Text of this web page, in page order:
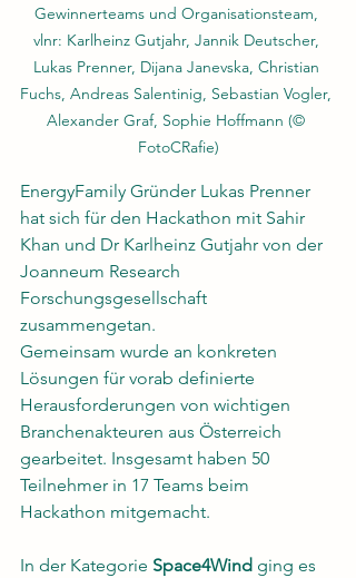
Gewinnerteams und Organisationsteam,
vlnr: Karlheinz Gutjahr, Jannik Deutscher,
Lukas Prenner, Dijana Janevska, Christian
Fuchs, Andreas Salentinig, Sebastian Vogler,
Alexander Graf, Sophie Hoffmann (©
FotoCRafie)
EnergyFamily Gründer Lukas Prenner
hat sich für den Hackathon mit Sahir
Khan und Dr Karlheinz Gutjahr von der
Joanneum Research
Forschungsgesellschaft
zusammengetan.
Gemeinsam wurde an konkreten
Lösungen für vorab definierte
Herausforderungen von wichtigen
Branchenakteuren aus Österreich
gearbeitet. Insgesamt haben 50
Teilnehmer in 17 Teams beim
Hackathon mitgemacht.
In der Kategorie Space4Wind ging es